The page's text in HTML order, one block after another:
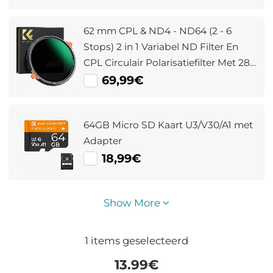
62 mm CPL & ND4 - ND64 (2 - 6
Stops) 2 in 1 Variabel ND Filter En
CPL Circulair Polarisatiefilter Met 28
Lagen Antireflecterende Groene Film
69,99€
64GB Micro SD Kaart U3/V30/A1 met
Adapter
18,99€
Show More
1 items geselecteerd
13.99€